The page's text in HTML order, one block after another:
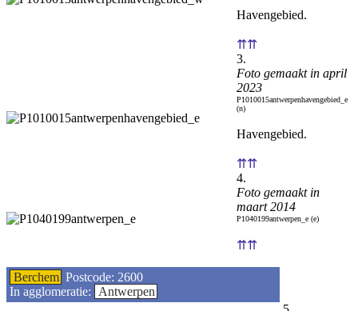
Havengebied.
⇈⇈
3.
Foto gemaakt in april
2023
P1010015antwerpenhavengebied_e
(n)
Havengebied.
⇈⇈
4.
Foto gemaakt in
maart 2014
P1040199antwerpen_e (e)
⇈⇈
Berchem Postcode: 2600
In agglomeratie:
Antwerpen